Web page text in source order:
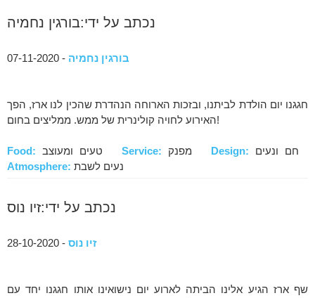
נכתב על ידי:בורגין נחמיה
בורגין נחמיה - 07-11-2020
חגגנו יום הולדת לביתנו, ובזכות הארוחה הנהדרת שהכין לנו ארז, הפך
האירוע לחויה קולינרית של ממש. ממליצים בחום!
Food: Service: Design:
Atmosphere: נעים לשבת
נכתב על ידי:זיו נוס
זיו נוס - 28-10-2020
שף ארז הגיע אלינו הביתה לארוע יום נישואינו אותו חגגנו יחד עם